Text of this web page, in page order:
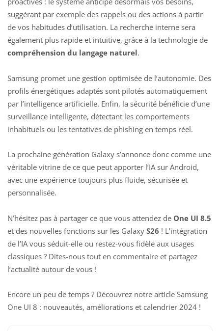
suggérant par exemple des rappels ou des actions à partir
de vos habitudes d’utilisation. La recherche interne sera
également plus rapide et intuitive, grâce à la technologie de
compréhension du langage naturel.
Samsung promet une gestion optimisée de l’autonomie. Des
profils énergétiques adaptés sont pilotés automatiquement
par l’intelligence artificielle. Enfin, la sécurité bénéficie d’une
surveillance intelligente, détectant les comportements
inhabituels ou les tentatives de phishing en temps réel.
La prochaine génération Galaxy s’annonce donc comme une
véritable vitrine de ce que peut apporter l’IA sur Android,
avec une expérience toujours plus fluide, sécurisée et
personnalisée.
N’hésitez pas à partager ce que vous attendez de One UI 8.5
et des nouvelles fonctions sur les Galaxy S26 ! L’intégration
de l’IA vous séduit-elle ou restez-vous fidèle aux usages
classiques ? Dites-nous tout en commentaire et partagez
l’actualité autour de vous !
Encore un peu de temps ? Découvrez notre article Samsung
One UI 8 : nouveautés, améliorations et calendrier 2024 !